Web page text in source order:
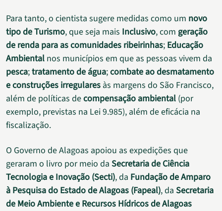
Para tanto, o cientista sugere medidas como um novo
tipo de Turismo, que seja mais Inclusivo, com geração
de renda para as comunidades ribeirinhas; Educação
Ambiental nos municípios em que as pessoas vivem da
pesca;tratamento de água;combate ao desmatamento
e construções irregulares às margens do São Francisco,
além de políticas decompensação ambiental (por
exemplo, previstas na Lei 9.985), além de eficácia na
fiscalização.
O Governo de Alagoas apoiou as expedições que
geraram o livro por meio da Secretaria de Ciência
Tecnologia e Inovação (Secti), da Fundação de Amparo
à Pesquisa do Estado de Alagoas (Fapeal), da Secretaria
de Meio Ambiente e Recursos Hídricos de Alagoas